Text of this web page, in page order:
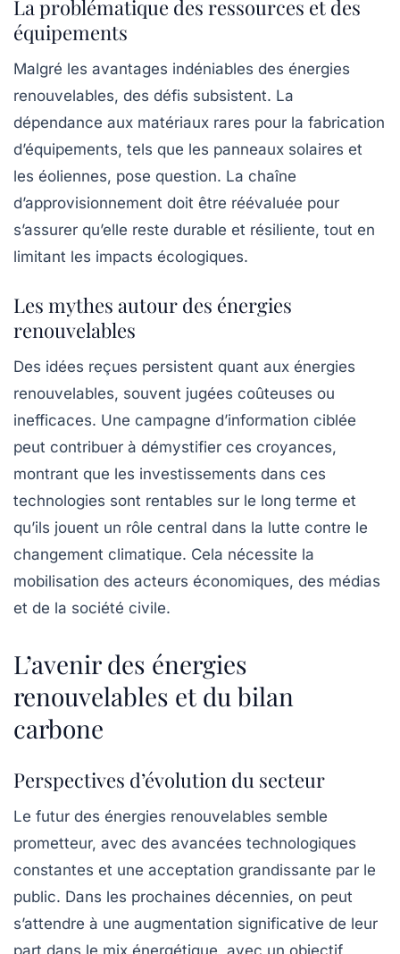
La problématique des ressources et des
équipements
Malgré les avantages indéniables des énergies
renouvelables, des défis subsistent. La
dépendance aux matériaux rares pour la fabrication
d’équipements, tels que les panneaux solaires et
les éoliennes, pose question. La chaîne
d’approvisionnement doit être réévaluée pour
s’assurer qu’elle reste durable et résiliente, tout en
limitant les impacts écologiques.
Les mythes autour des énergies
renouvelables
Des idées reçues persistent quant aux énergies
renouvelables, souvent jugées coûteuses ou
inefficaces. Une campagne d’information ciblée
peut contribuer à démystifier ces croyances,
montrant que les investissements dans ces
technologies sont rentables sur le long terme et
qu’ils jouent un rôle central dans la lutte contre le
changement climatique. Cela nécessite la
mobilisation des acteurs économiques, des médias
et de la société civile.
L’avenir des énergies
renouvelables et du bilan
carbone
Perspectives d’évolution du secteur
Le futur des énergies renouvelables semble
prometteur, avec des avancées technologiques
constantes et une acceptation grandissante par le
public. Dans les prochaines décennies, on peut
s’attendre à une augmentation significative de leur
part dans le mix énergétique, avec un objectif